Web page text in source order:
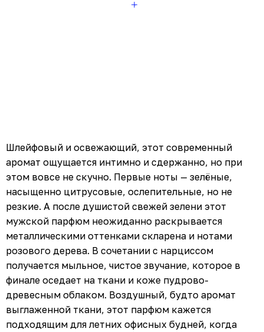
Шлейфовый и освежающий, этот современный
аромат ощущается интимно и сдержанно, но при
этом вовсе не скучно. Первые ноты — зелёные,
насыщенно цитрусовые, ослепительные, но не
резкие. А после душистой свежей зелени этот
мужской парфюм неожиданно раскрывается
металлическими оттенками скларена и нотами
розового дерева. В сочетании с нарциссом
получается мыльное, чистое звучание, которое в
финале оседает на ткани и коже пудрово-
древесным облаком. Воздушный, будто аромат
выглаженной ткани, этот парфюм кажется
подходящим для летних офисных будней, когда